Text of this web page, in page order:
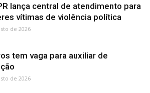
lança central de atendimento para
vítimas de violência política
de 2026
tem vaga para auxiliar de
de 2026